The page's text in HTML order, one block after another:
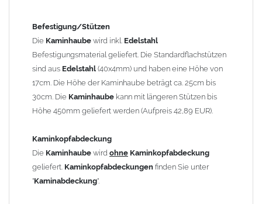
1,5mm hergestellt (Preis auf Anfrage = ca. 2-3-fache vom
1,5mm Standardpreis)
allgemeine Informationen:
Ab einer Kaminlängevon 1200mm werden 6
Kaminstützengeliefert.
Bei der Kombination mitWetterfahneundKaminbreite
angefertigt.
DieKaminhaubekann mitklappbaren Stützen
für 4 Stützen = 96,89 EUR, Länge ab 1200mm 6 Stützen =
145,39 EUR) geliefert werden.
Befestigung/Stützen
Die Kaminhaube wird inkl. Edelstahl
Befestigungsmaterial geliefert. Die Standardflachstützen
sind aus Edelstahl (40x4mm) und haben eine Höhe von
17cm. Die Höhe der Kaminhaube beträgt ca. 25cm bis
30cm. Die Kaminhaube kann mit längeren Stützen bis
Höhe 450mm geliefert werden (Aufpreis 42,89 EUR).
Kaminkopfabdeckung
Die Kaminhaube wird ohne Kaminkopfabdeckung
geliefert. Kaminkopfabdeckungen finden Sie unter
"Kaminabdeckung".